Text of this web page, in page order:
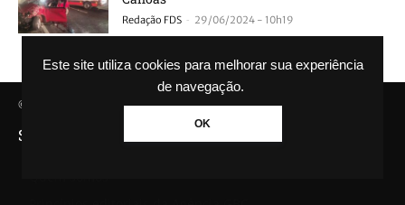
Este site utiliza cookies para melhorar sua experiência
de navegação.
OK
Redação FDS - 29/06/2024 - 10h19
© Agência GBC. Aqui tem notícia. Todos os direitos reservados.
SAIBA MAIS SOBRE A AGÊNCIA GBC